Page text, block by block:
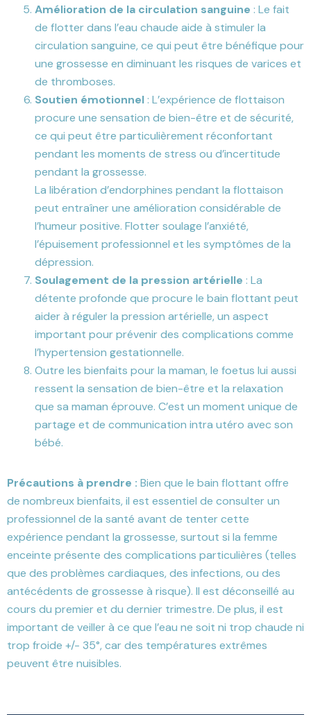
Amélioration de la circulation sanguine : Le fait
de flotter dans l’eau chaude aide à stimuler la
circulation sanguine, ce qui peut être bénéfique pour
une grossesse en diminuant les risques de varices et
de thromboses.
Soutien émotionnel : L’expérience de flottaison
procure une sensation de bien-être et de sécurité,
ce qui peut être particulièrement réconfortant
pendant les moments de stress ou d’incertitude
pendant la grossesse.
La libération d’endorphines pendant la flottaison
peut entraîner une amélioration considérable de
l’humeur positive. Flotter soulage l’anxiété,
l’épuisement professionnel et les symptômes de la
dépression.
Soulagement de la pression artérielle : La
détente profonde que procure le bain flottant peut
aider à réguler la pression artérielle, un aspect
important pour prévenir des complications comme
l’hypertension gestationnelle.
Outre les bienfaits pour la maman, le foetus lui aussi
ressent la sensation de bien-être et la relaxation
que sa maman éprouve. C’est un moment unique de
partage et de communication intra utéro avec son
bébé.
Précautions à prendre : Bien que le bain flottant offre
de nombreux bienfaits, il est essentiel de consulter un
professionnel de la santé avant de tenter cette
expérience pendant la grossesse, surtout si la femme
enceinte présente des complications particulières (telles
que des problèmes cardiaques, des infections, ou des
antécédents de grossesse à risque). Il est déconseillé au
cours du premier et du dernier trimestre. De plus, il est
important de veiller à ce que l’eau ne soit ni trop chaude ni
trop froide +/- 35°, car des températures extrêmes
peuvent être nuisibles.